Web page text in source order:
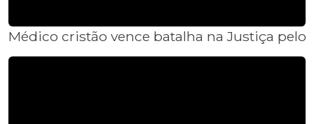
Médico cristão vence batalha na Justiça